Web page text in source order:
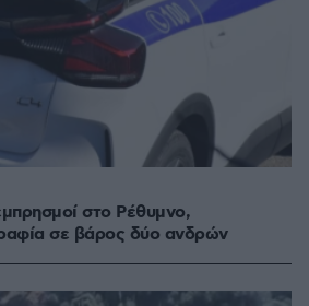
στο Ρέθυμνο,
σε βάρος δύο ανδρών